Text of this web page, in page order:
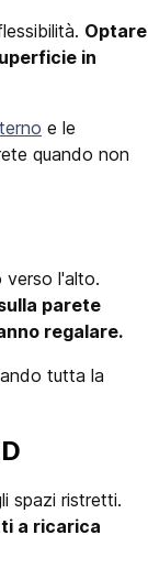
Optare
in
e le
quando non
verso l'alto.
parete
regalare.
tutta la
spazi ristretti.
a ricarica